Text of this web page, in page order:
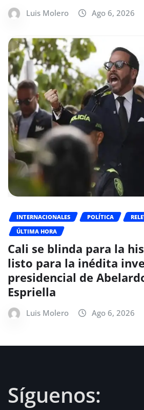
Luis Molero Ago 6, 2026
INTERNACIONALES POLÍTICA
ÚLTIMA HORA
Cali se blinda para la
listo para la inédita
presidencial de
Espriella
Luis Molero Ago 6, 2026
Síguenos: